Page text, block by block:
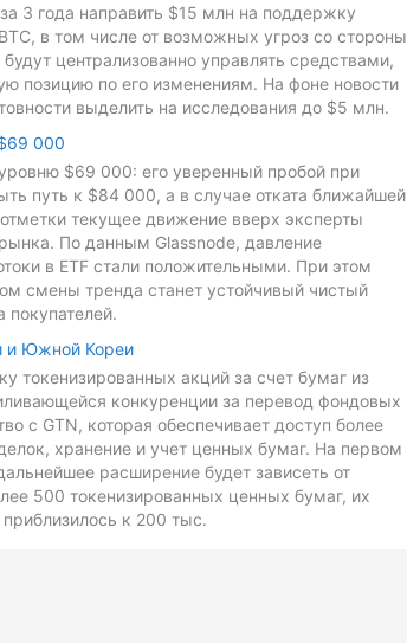
3 года направить $15 млн на поддержку
в том числе от возможных угроз со стороны
централизованно управлять средствами,
позицию по его изменениям. На фоне новости
выделить на исследования до $5 млн.
000
$69 000: его уверенный пробой при
путь к $84 000, а в случае отката ближайшей
текущее движение вверх эксперты
По данным Glassnode, давление
в ETF стали положительными. При этом
смены тренда станет устойчивый чистый
покупателей.
и Южной Кореи
токенизированных акций за счет бумаг из
конкуренции за перевод фондовых
с GTN, которая обеспечивает доступ более
хранение и учет ценных бумаг. На первом
расширение будет зависеть от
500 токенизированных ценных бумаг, их
к 200 тыс.